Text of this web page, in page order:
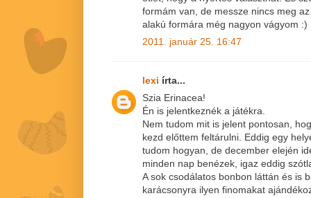
formám van, de messze nincs meg
alakú formára még nagyon vágyom :)
2011. január 25. 16:47
lexi írta...
Szia Erinacea!
Én is jelentkeznék a játékra.
Nem tudom mit is jelent pontosan,
kezd előttem feltárulni. Eddig egy
tudom hogyan, de december elején
minden nap benézek, igaz eddig
A sok csodálatos bonbon láttán és is
karácsonyra ilyen finomakat